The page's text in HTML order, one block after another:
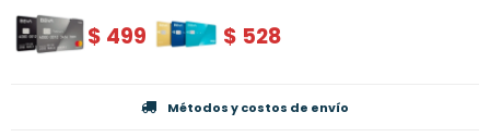
$ 499 $ 528
Métodos y costos de envío